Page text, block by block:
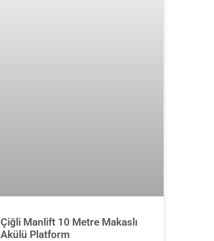
Çiğli Manlift 10 Metre Makaslı
Akülü Platform